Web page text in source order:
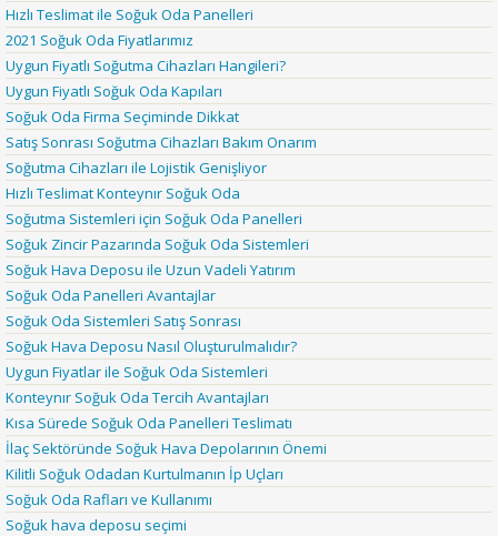
Hızlı Teslimat ile Soğuk Oda Panelleri
2021 Soğuk Oda Fiyatlarımız
Uygun Fiyatlı Soğutma Cihazları Hangileri?
Uygun Fiyatlı Soğuk Oda Kapıları
Soğuk Oda Firma Seçiminde Dikkat
Satış Sonrası Soğutma Cihazları Bakım Onarım
Soğutma Cihazları ile Lojistik Genişliyor
Hızlı Teslimat Konteynır Soğuk Oda
Soğutma Sistemleri için Soğuk Oda Panelleri
Soğuk Zincir Pazarında Soğuk Oda Sistemleri
Soğuk Hava Deposu ile Uzun Vadeli Yatırım
Soğuk Oda Panelleri Avantajlar
Soğuk Oda Sistemleri Satış Sonrası
Soğuk Hava Deposu Nasıl Oluşturulmalıdır?
Uygun Fiyatlar ile Soğuk Oda Sistemleri
Konteynır Soğuk Oda Tercih Avantajları
Kısa Sürede Soğuk Oda Panelleri Teslimatı
İlaç Sektöründe Soğuk Hava Depolarının Önemi
Kilitli Soğuk Odadan Kurtulmanın İp Uçları
Soğuk Oda Rafları ve Kullanımı
Soğuk hava deposu seçimi